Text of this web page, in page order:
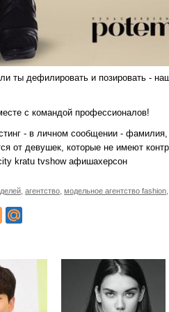
ты дефилировать и позировать -
с командой профессионалов!
- в личном сообщении -
от девушек, которые не имеют
kratu tvshow афишахерсон
агентство модельное агентство fashion